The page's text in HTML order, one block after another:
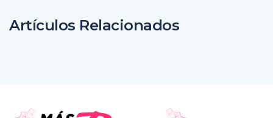
Artículos Relacionados